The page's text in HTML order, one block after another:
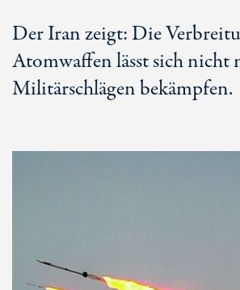
Der Iran zeigt: Die
Atomwaffen lässt sich nicht
Militärschlägen bekämpfen.